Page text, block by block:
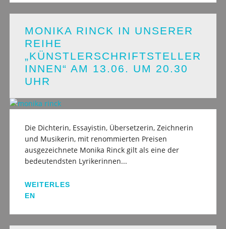
MONIKA RINCK IN UNSERER
REIHE
„KÜNSTLERSCHRIFTSTELLER
INNEN“ AM 13.06. UM 20.30
UHR
Die Dichterin, Essayistin, Übersetzerin, Zeichnerin
und Musikerin, mit renommierten Preisen
ausgezeichnete Monika Rinck gilt als eine der
bedeutendsten Lyrikerinnen...
WEITERLES
EN